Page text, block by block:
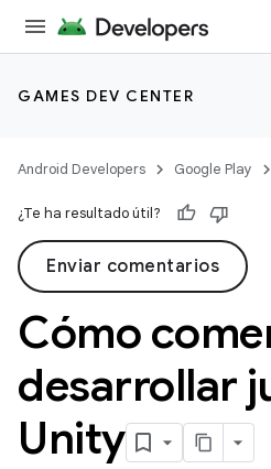
GAMES DEV CENTER
Android Developers Google Play
¿Te ha resultado útil?
Enviar comentarios
Cómo
desarrollar
Unity